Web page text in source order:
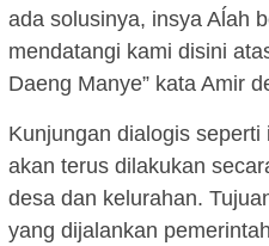
ada solusinya, insya Aĺah
mendatangi kami disini
Daeng Manye” kata Amir
Kunjungan dialogis
akan terus dilakukan
desa dan kelurahan.
yang dijalankan